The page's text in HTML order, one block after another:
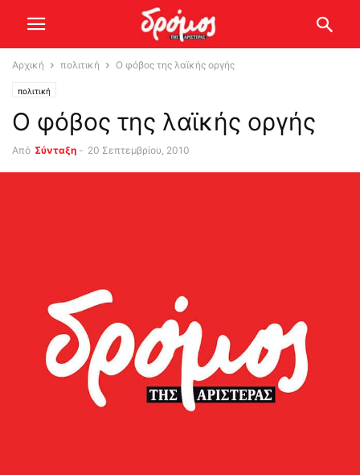
Αρχική πολιτική Ο φόβος της λαϊκής οργής
πολιτική
Ο φόβος της λαϊκής οργής
Από Σύνταξη - 20 Σεπτεμβρίου, 2010